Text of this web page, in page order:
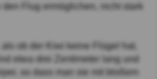
Flug ermöglichen, nicht stark
ob der Kiwi keine Flügel hat,
etwa drei Zentimeter lang und
so dass man sie mit bloßem